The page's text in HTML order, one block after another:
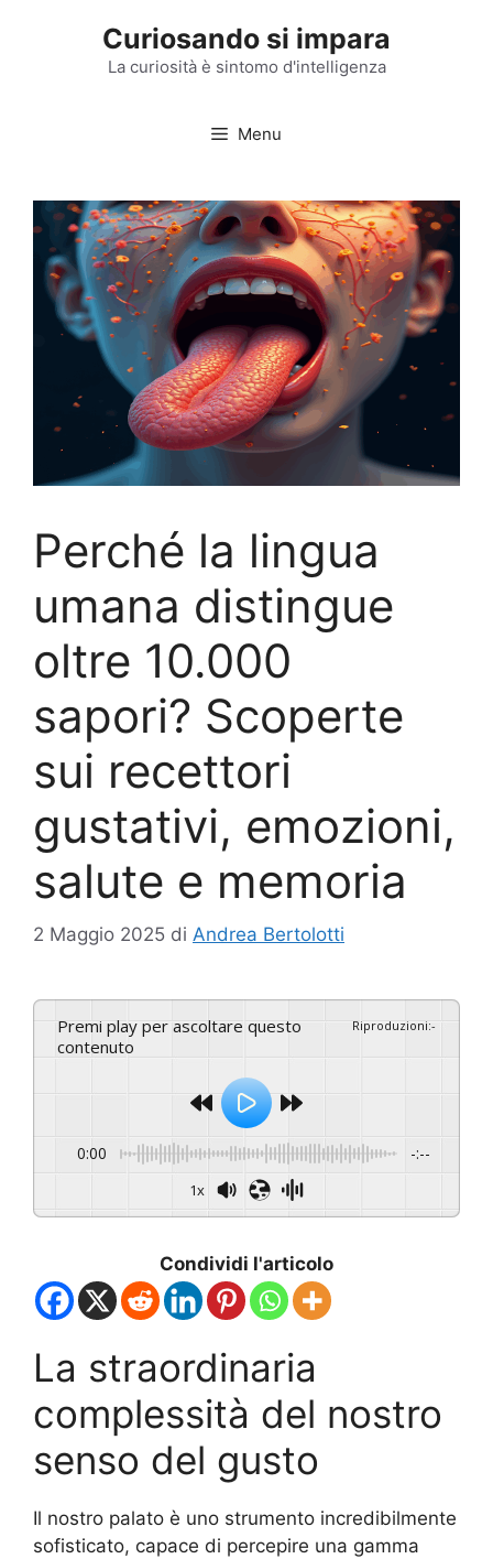
Curiosando si impara
La curiosità è sintomo d'intelligenza
Menu
Perché la lingua
umana distingue
oltre 10.000
sapori? Scoperte
sui recettori
gustativi, emozioni,
salute e memoria
2 Maggio 2025 di Andrea Bertolotti
Premi play per ascoltare questo
contenuto
Riproduzioni:-
0:00 -:--
1x
Condividi l'articolo
La straordinaria
complessità del nostro
senso del gusto
Il nostro palato è uno strumento incredibilmente
sofisticato, capace di percepire una gamma